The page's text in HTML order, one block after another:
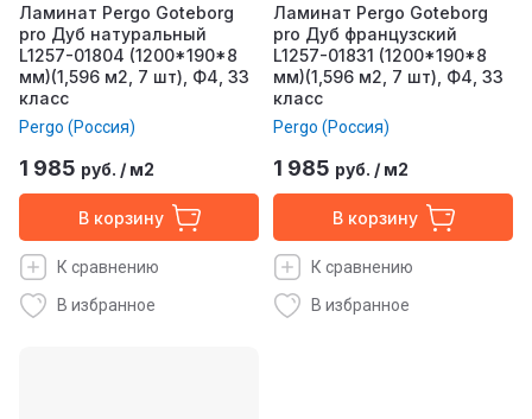
Ламинат Pergo Goteborg
pro Дуб натуральный
L1257-01804 (1200*190*8
мм)(1,596 м2, 7 шт), Ф4, 33
класс
Pergo (Россия)
1 985 руб. / м2
В корзину
К сравнению
В избранное
Ламинат Pergo Goteborg
pro Дуб французский
L1257-01831 (1200*190*8
мм)(1,596 м2, 7 шт), Ф4, 33
класс
Pergo (Россия)
1 985 руб. / м2
В корзину
К сравнению
В избранное